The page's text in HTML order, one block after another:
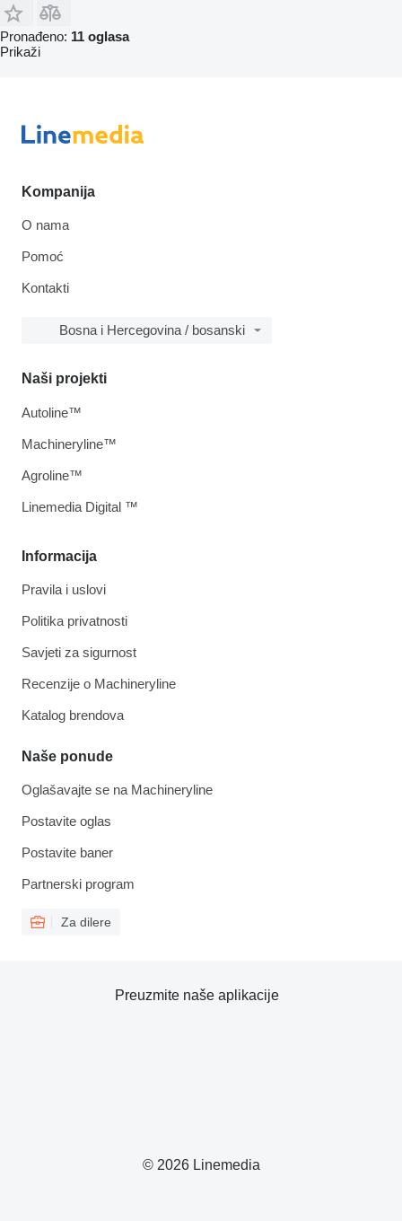
Pronađeno: 11 oglasa
Prikaži
Kompanija
O nama
Pomoć
Kontakti
Bosna i Hercegovina / bosanski
Informacija
Pravila i uslovi
Politika privatnosti
Savjeti za sigurnost
Recenzije o Machineryline
Katalog brendova
Naše ponude
Oglašavajte se na Machineryline
Postavite oglas
Postavite baner
Partnerski program
Za dilere
Naši projekti
Autoline™
Machineryline™
Agroline™
Linemedia Digital ™
© 2026 Linemedia
Preuzmite naše aplikacije